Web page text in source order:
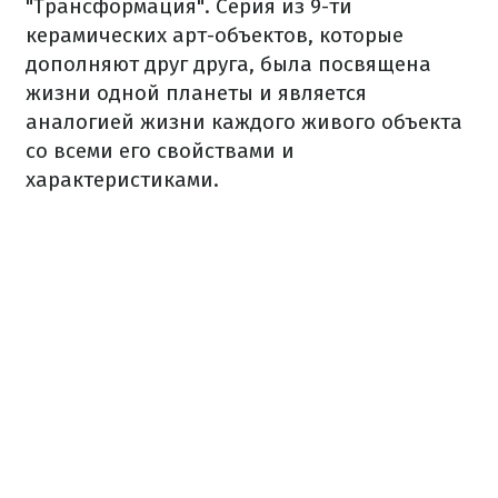
"Трансформация". Серия из 9-ти
керамических арт-объектов, которые
дополняют друг друга, была посвящена
жизни одной планеты и является
аналогией жизни каждого живого объекта
со всеми его свойствами и
характеристиками.